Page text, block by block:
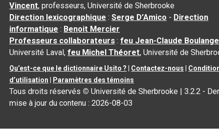
Vincent, professeurs, Université de Sherbrooke
Direction lexicographique :Serge D’Amico - Direction
informatique : Benoit Mercier
Professeurs collaborateurs :feu Jean-Claude
Université Laval,feu Michel Théoret, Université de
Qu’est-ce que le dictionnaire Usito ? Contactez-nous
d’utilisation
Paramètres des témoins
Tous droits réservés © Université de Sherbrooke |3.2.2 -
mise à jour du contenu :2026-08-03